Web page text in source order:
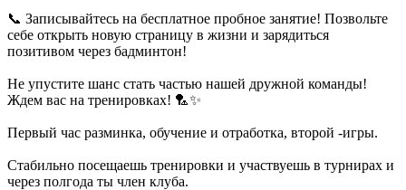
📞 Записывайтесь на бесплатное пробное занятие! Позвольте
себе открыть новую страницу в жизни и зарядиться
позитивом через бадминтон!
Не упустите шанс стать частью нашей дружной команды!
Ждем вас на тренировках! 🏸✨
Первый час разминка, обучение и отработка, второй -игры.
Стабильно посещаешь тренировки и участвуешь в турнирах и
через полгода ты член клуба.